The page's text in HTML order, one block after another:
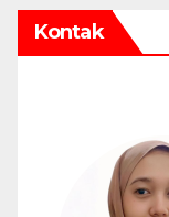
Kontak